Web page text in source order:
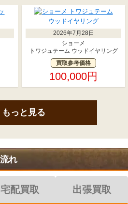
2026年7月28日
ショーメ
トワジュテーム ウッドイヤリング
買取参考価格
100,000円
もっと見る
れ
宅配買取 出張買取